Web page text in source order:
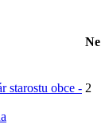
Ne
starostu obce - 2